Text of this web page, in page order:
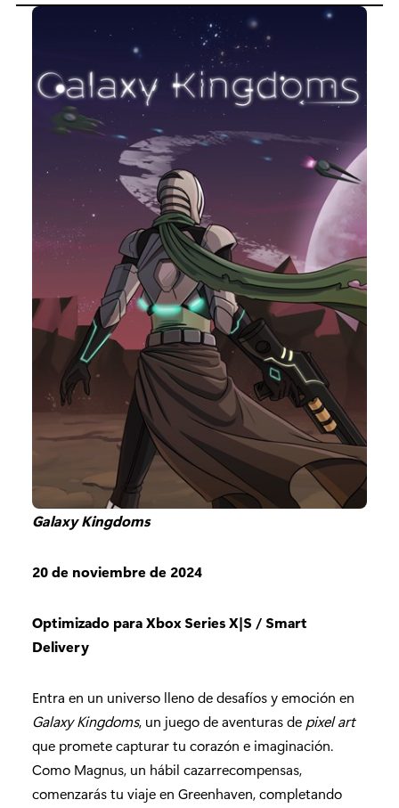
Galaxy Kingdoms
20 de noviembre de 2024
Optimizado para Xbox Series X|S / Smart
Delivery
Entra en un universo lleno de desafíos y emoción en
Galaxy Kingdoms, un juego de aventuras de pixel art
que promete capturar tu corazón e imaginación.
Como Magnus, un hábil cazarrecompensas,
comenzarás tu viaje en Greenhaven, completando